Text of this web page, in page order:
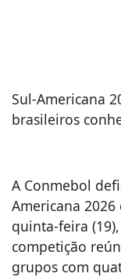
Sul-Americana
brasileiros
A Conmebol
Americana
quinta-feira
competição
grupos com